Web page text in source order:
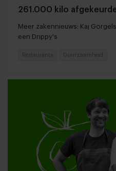
261.000 kilo
Meer zakennieuws: Kaj
een Drippy's
Restaurants Duurzaamheid